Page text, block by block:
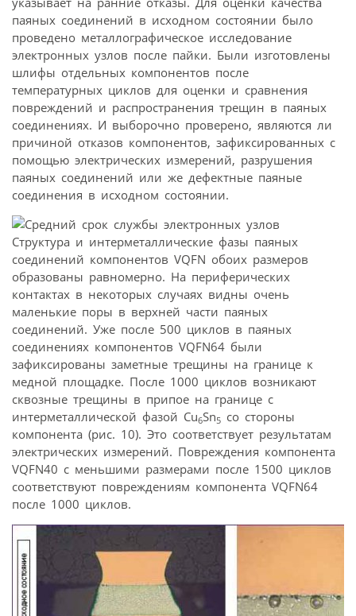
паяных соединений в исходном состоянии было
проведено металлографическое исследование
электронных узлов после пайки. Были изготовлены
шлифы отдельных компонентов после
температурных циклов для оценки и сравнения
повреждений и распространения трещин в паяных
соединениях. И выборочно проверено, являются ли
причиной отказов компонентов, зафиксированных с
помощью электрических измерений, разрушения
паяных соединений или же дефектные паяные
соединения в исходном состоянии.
Структура и интерметаллические фазы паяных
соединений компонентов VQFN обоих размеров
образованы равномерно. На периферических
контактах в некоторых случаях видны очень
маленькие поры в верхней части паяных
соединений. Уже после 500 циклов в паяных
соединениях компонентов VQFN64 были
зафиксированы заметные трещины на границе к
медной площадке. После 1000 циклов возникают
сквозные трещины в припое на границе с
интерметаллической фазой Cu6Sn5 со стороны
компонента (рис. 10). Это соответствует результатам
электрических измерений. Повреждения компонента
VQFN40 с меньшими размерами после 1500 циклов
соответствуют повреждениям компонента VQFN64
после 1000 циклов.